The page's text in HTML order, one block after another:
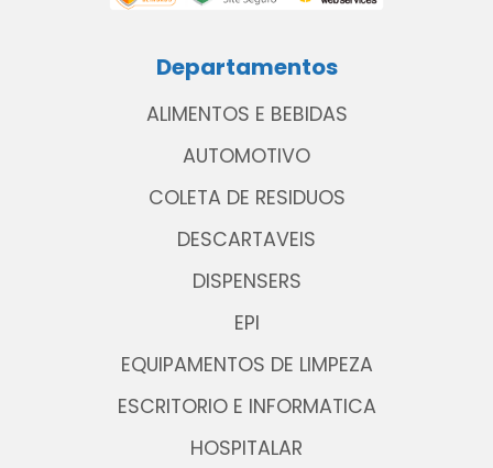
Departamentos
ALIMENTOS E BEBIDAS
AUTOMOTIVO
COLETA DE RESIDUOS
DESCARTAVEIS
DISPENSERS
EPI
EQUIPAMENTOS DE LIMPEZA
ESCRITORIO E INFORMATICA
HOSPITALAR